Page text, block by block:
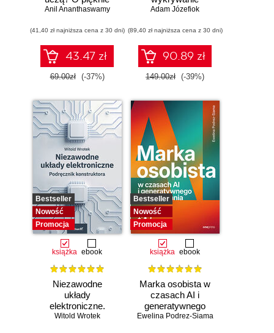
matematyki i
współczesnej
sztucznej
inteligencji
Anil Ananthaswamy
(41,40 zł najniższa cena z 30 dni)
43.47 zł
69.00zł (-37%)
włamań
Adam Józefiok
(89,40 zł najniższa cena z 30 dni)
90.89 zł
149.00zł (-39%)
Bestseller
Nowość
Promocja
książka ebook
Niezawodne
układy
elektroniczne.
Podręcznik
Witold Wrotek
Bestseller
Nowość
Promocja
książka ebook
Marka osobista w
czasach AI i
generatywnego
wyszukiwania
Ewelina Podrez-Siama